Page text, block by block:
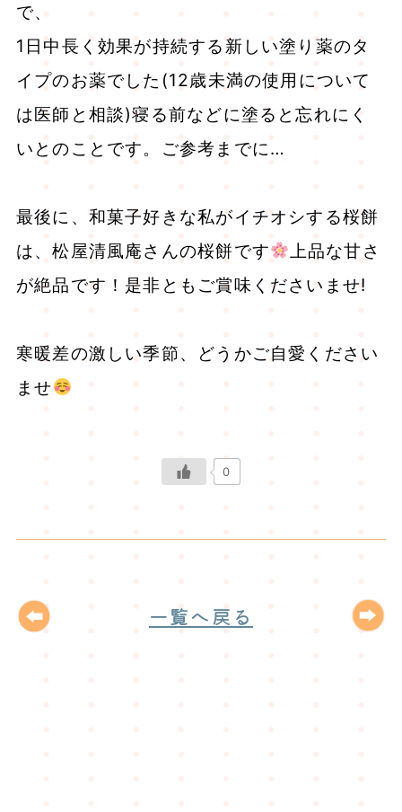
で、
1日中長く効果が持続する新しい塗り薬のタ
イプのお薬でした(12歳未満の使用について
は医師と相談)寝る前などに塗ると忘れにく
いとのことです。ご参考までに…
最後に、和菓子好きな私がイチオシする桜餅
は、松屋清風庵さんの桜餅です
上品な甘さ
が絶品です！是非ともご賞味くださいませ!
寒暖差の激しい季節、どうかご自愛ください
ませ
0
一覧へ戻る